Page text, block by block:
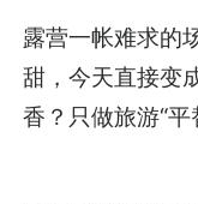
露营一帐难求的
甜，今天直接变
香？只做旅游“平